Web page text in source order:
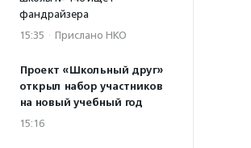
фандрайзера
15:35 · Прислано НКО
Проект «Школьный друг»
открыл набор участников
на новый учебный год
15:16